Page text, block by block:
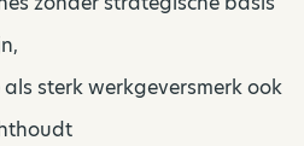
sterk werkgeversmerk ook